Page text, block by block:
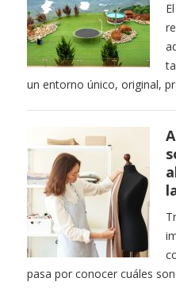
un entorno único, original,
pasa por conocer cuáles